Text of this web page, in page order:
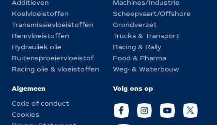
Additieven
Koelvloeistoffen
Transmissievloeistoffen
Remvloeistoffen
Hydrauliek olie
Ruitensproeiervloeistof
Racing olie & vloeistoffen
Machines/Industrie
Scheepvaart/Offshore
Grondverzet
Trucks & Transport
Racing & Rally
Food & Pharma
Weg- & Waterbouw
Algemeen
Code of conduct
Cookies
Volg ons op